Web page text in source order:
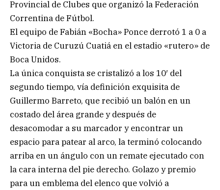
Provincial de Clubes que organizó la Federación
Correntina de Fútbol.
El equipo de Fabián «Bocha» Ponce derrotó 1 a 0 a
Victoria de Curuzú Cuatiá en el estadio «rutero» de
Boca Unidos.
La única conquista se cristalizó a los 10′ del
segundo tiempo, vía definición exquisita de
Guillermo Barreto, que recibió un balón en un
costado del área grande y después de
desacomodar a su marcador y encontrar un
espacio para patear al arco, la terminó colocando
arriba en un ángulo con un remate ejecutado con
la cara interna del pie derecho. Golazo y premio
para un emblema del elenco que volvió a